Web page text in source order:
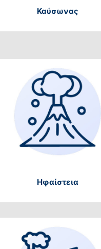
Καύσωνας
Ηφαίστεια